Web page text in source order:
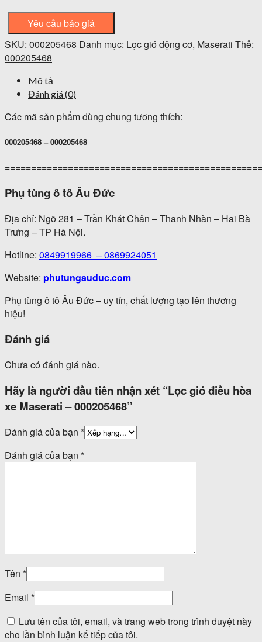
Yêu cầu báo giá
SKU: 000205468 Danh mục: Lọc gió động cơ, Maserati Thẻ:
000205468
Mô tả
Đánh giá (0)
Các mã sản phẩm dùng chung tương thích:
000205468 – 000205468
Phụ tùng ô tô Âu Đức
Địa chỉ: Ngõ 281 – Trần Khát Chân – Thanh Nhàn – Hai Bà
Trưng – TP Hà Nội.
Hotline: 0849919966 –0869924051
Website: phutungauduc.com
Phụ tùng ô tô Âu Đức – uy tín, chất lượng tạo lên thương
hiệu!
Đánh giá
Chưa có đánh giá nào.
Hãy là người đầu tiên nhận xét “Lọc gió điều hòa
xe Maserati – 000205468”
Đánh giá của bạn *
Đánh giá của bạn *
Tên *
Email *
Lưu tên của tôi, email, và trang web trong trình duyệt này
cho lần bình luận kế tiếp của tôi.